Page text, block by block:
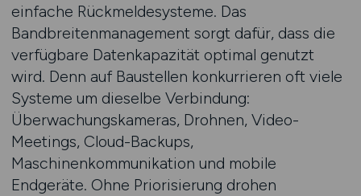
einfache Rückmeldesysteme. Das
Bandbreitenmanagement sorgt dafür, dass die
verfügbare Datenkapazität optimal genutzt
wird. Denn auf Baustellen konkurrieren oft viele
Systeme um dieselbe Verbindung:
Überwachungskameras, Drohnen, Video-
Meetings, Cloud-Backups,
Maschinenkommunikation und mobile
Endgeräte. Ohne Priorisierung drohen